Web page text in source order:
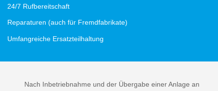
24/7 Rufbereitschaft
Reparaturen (auch für Fremdfabrikate)
Umfangreiche Ersatzteilhaltung
Nach Inbetriebnahme und der Übergabe einer Anlage an